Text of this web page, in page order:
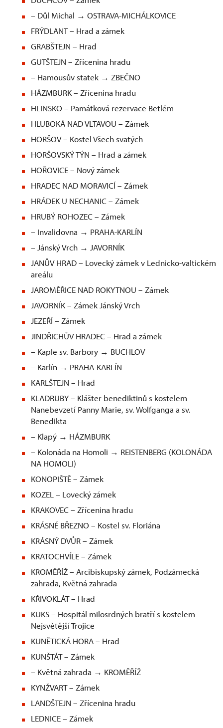
– Důl Michal → OSTRAVA-MICHÁLKOVICE
FRÝDLANT – Hrad a zámek
GRABŠTEJN – Hrad
GUTŠTEJN – Zřícenina hradu
– Hamousův statek → ZBEČNO
HÁZMBURK – Zřícenina hradu
HLINSKO – Památková rezervace Betlém
HLUBOKÁ NAD VLTAVOU – Zámek
HORŠOV – Kostel Všech svatých
HORŠOVSKÝ TÝN – Hrad a zámek
HOŘOVICE – Nový zámek
HRADEC NAD MORAVICÍ – Zámek
HRÁDEK U NECHANIC – Zámek
HRUBÝ ROHOZEC – Zámek
– Invalidovna → PRAHA-KARLÍN
– Jánský Vrch → JAVORNÍK
JANŮV HRAD – Lovecký zámek v Lednicko-valtickém
areálu
JAROMĚŘICE NAD ROKYTNOU – Zámek
JAVORNÍK – Zámek Jánský Vrch
JEZEŘÍ – Zámek
JINDŘICHŮV HRADEC – Hrad a zámek
– Kaple sv. Barbory → BUCHLOV
– Karlín → PRAHA-KARLÍN
KARLŠTEJN – Hrad
KLADRUBY – Klášter benediktinů s kostelem
Nanebevzetí Panny Marie, sv. Wolfganga a sv.
Benedikta
– Klapý → HÁZMBURK
– Kolonáda na Homoli → REISTENBERG (KOLONÁDA
NA HOMOLI)
KONOPIŠTĚ – Zámek
KOZEL – Lovecký zámek
KRAKOVEC – Zřícenina hradu
KRÁSNÉ BŘEZNO – Kostel sv. Floriána
KRÁSNÝ DVŮR – Zámek
KRATOCHVÍLE – Zámek
KROMĚŘÍŽ – Arcibiskupský zámek, Podzámecká
zahrada, Květná zahrada
KŘIVOKLÁT – Hrad
KUKS – Hospitál milosrdných bratří s kostelem
Nejsvětější Trojice
KUNĚTICKÁ HORA – Hrad
KUNŠTÁT – Zámek
– Květná zahrada → KROMĚŘÍŽ
KYNŽVART – Zámek
LANDŠTEJN – Zřícenina hradu
LEDNICE – Zámek